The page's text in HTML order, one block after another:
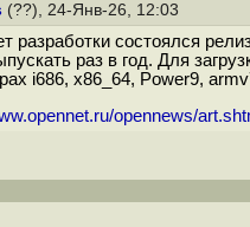
(??), 24-Янв-26, 12:03
разработки состоялся
раз в год. Для
i686, x86_64, Power9,
opennews/